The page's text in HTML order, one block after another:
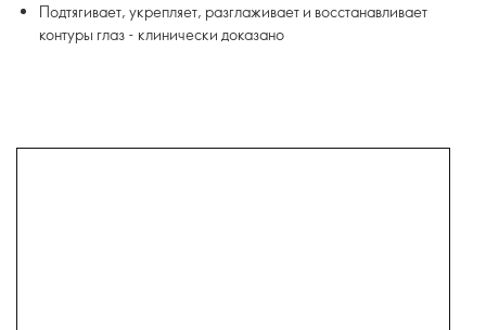
Подтягивает, укрепляет, разглаживает и восстанавливает
контуры глаз - клинически доказано